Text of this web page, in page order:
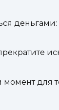
для